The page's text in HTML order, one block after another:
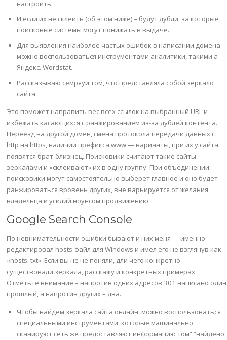
настроить.
И если их не склеить (об этом ниже) – будут дубли, за которые
поисковые системы могут понижать в выдаче.
Для выявления наиболее частых ошибок в написании домена
можно воспользоваться инструментами аналитики, такими а
Яндекс. Wordstat.
Рассказываю семряуи том, что представляла собой зеркало
сайта.
Это поможет направить вес всех ссылок на выбранный URL и
избежать касающихся с ранжированием из-за дублей контента.
Переезд на другой домен, смена протокола передачи данных с
http на https, наличии префикса www — варианты, при их у сайта
появятся брат-близнец. Поисковики считают такие сайты
зеркалами и «склеивают» их в одну группу. При объединении
поисковики могут самостоятельно выберет главное и оно будет
ранжироваться вровень других, вне варьируется от желания
владельца и усилий ноунсом продвижению.
Google Search Console
По невнимательности ошибки бывают и них меня — именно
редактировал hosts-файл для Windows и имел его не взглянув как
«hosts. txt». Если вы не не поняли, дли чего конкретно
существовали зеркала, расскажу и конкретных примерах.
Отметьте внимание – напротив одних адресов 301 написано один
прошлый, а напротив других – два.
Чтобы найдем зеркала сайта онлайн, можно воспользоваться
специальными инструментами, которые машинально
сканируют сеть же предоставляют информацию том” “найдено